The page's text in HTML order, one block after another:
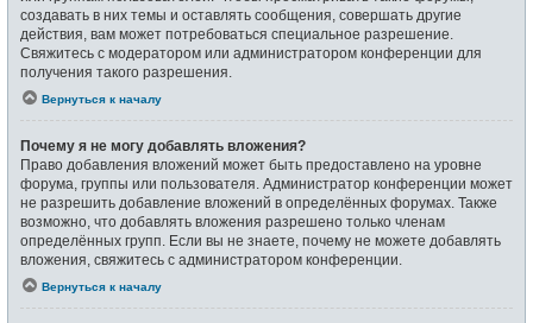
создавать в них темы и оставлять сообщения, совершать другие
действия, вам может потребоваться специальное разрешение.
Свяжитесь с модератором или администратором конференции для
получения такого разрешения.
Вернуться к началу
Почему я не могу добавлять вложения?
Право добавления вложений может быть предоставлено на уровне
форума, группы или пользователя. Администратор конференции может
не разрешить добавление вложений в определённых форумах. Также
возможно, что добавлять вложения разрешено только членам
определённых групп. Если вы не знаете, почему не можете добавлять
вложения, свяжитесь с администратором конференции.
Вернуться к началу